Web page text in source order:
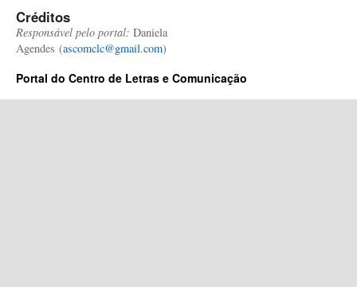
Créditos
Responsável pelo portal: Daniela
Agendes (ascomclc@gmail.com)
Portal do Centro de Letras e Comunicação